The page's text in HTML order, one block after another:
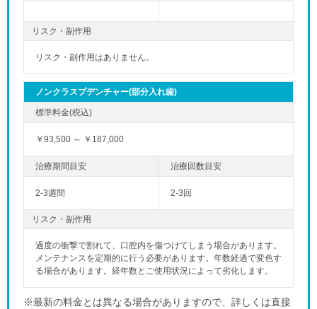
リスク・副作用
リスク・副作用はありません。
ノンクラスプデンチャー(部分入れ歯)
￥93,500 ～ ￥187,000
2-3週間 2-3回
リスク・副作用
過度の衝撃で割れて、口腔内を傷つけてしまう場合があります。
メンテナンスを定期的に行う必要があります。年数経過で変色す
る場合があります。経年数とご使用状況によって劣化します。
※最新の料金とは異なる場合がありますので、詳しくは直接